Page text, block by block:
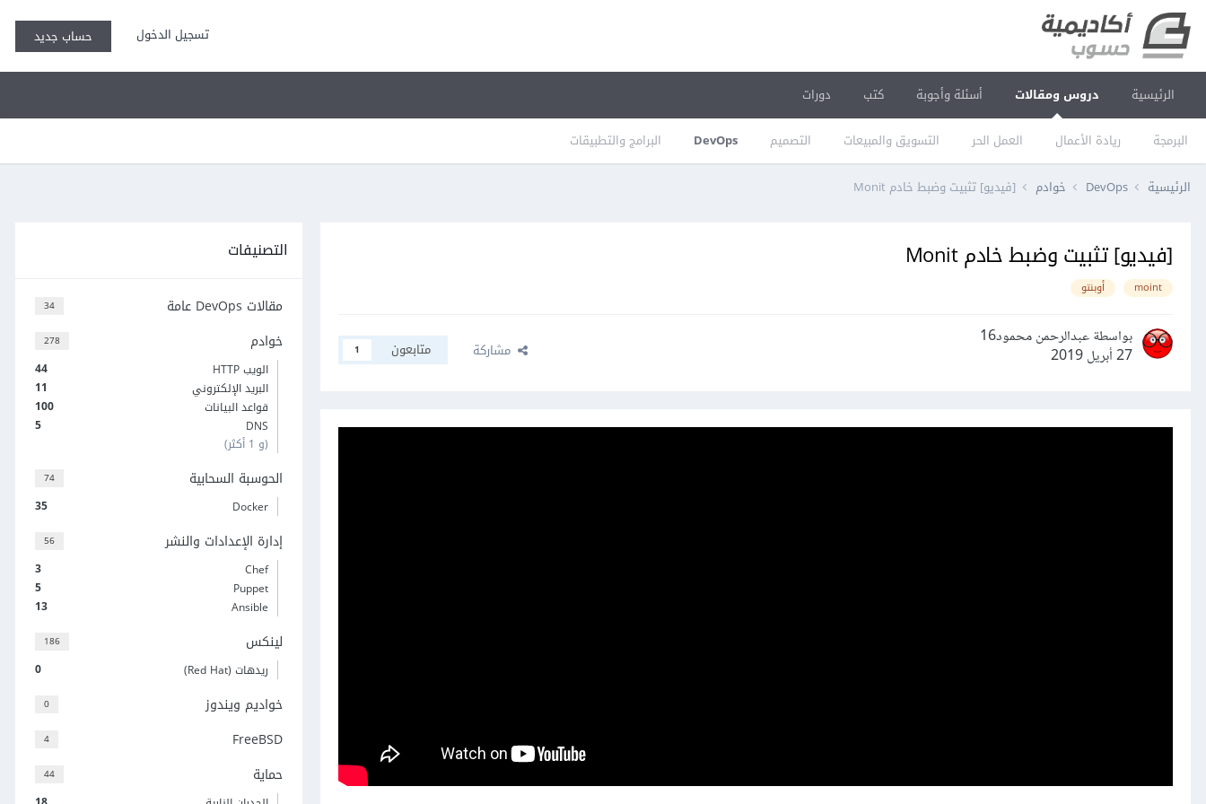
تسجيل الدخول حساب جديد
الرئيسية دروس ومقالات
البرمجة ريادة الأعمال العمل الحر التسويق والمبيعات التصميم DevOps البرامج والتطبيقات
أسئلة وأجوبة كتب دورات
الرئيسية DevOps خوادم [فيديو] تثبيت وضبط خادم Monit
[فيديو] تثبيت وضبط خادم Monit
moint أوبنتو
بواسطة عبدالرحمن محمود16
27 أبريل 2019
مشاركة متابعون 1
التصنيفات
34 مقالات DevOps عامة
278 خوادم
44
الويب HTTP
11
البريد الإلكتروني
100
قواعد البيانات
5
DNS
(و 1 أكثر)
74 الحوسبة السحابية
35 Docker
56 إدارة الإعدادات والنشر
3
Chef
5
Puppet
13
Ansible
186 لينكس
0 ريدهات (Red Hat)
0 خواديم ويندوز
4 FreeBSD
44 حماية